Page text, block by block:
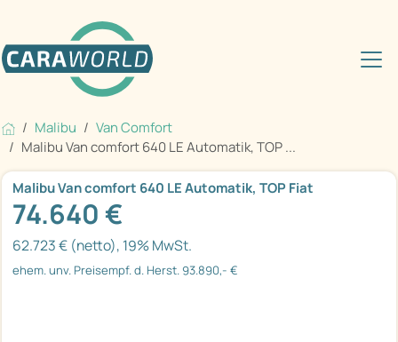
Malibu
Van Comfort
Malibu Van comfort 640 LE Automatik, TOP ...
Malibu Van comfort 640 LE Automatik, TOP Fiat
74.640 €
62.723 € (netto), 19% MwSt.
ehem. unv. Preisempf. d. Herst. 93.890,- €